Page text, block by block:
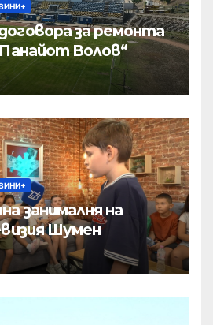
за ремонта
Волов“
занималня на
Шумен